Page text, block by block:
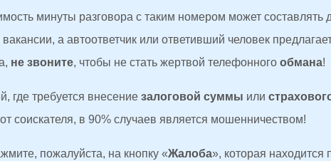
минуты разговора с таким номером может составлять
а автоответчик или ответивший человек
не звоните, чтобы не стать жертвой телефонного обмана!
где требуется внесение залоговой суммы или
соискателя, в 90% случаев является мошенничеством!
пожалуйста, на кнопку «Жалоба», которая находится